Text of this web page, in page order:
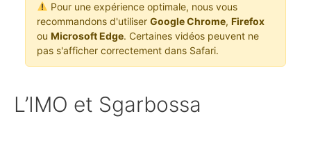
Pour une expérience optimale, nous vous
recommandons d'utiliser Google Chrome, Firefox
ou Microsoft Edge. Certaines vidéos peuvent ne
pas s'afficher correctement dans Safari.
L’IMO et Sgarbossa